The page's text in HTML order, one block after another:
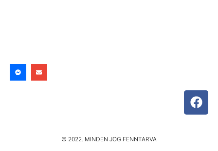
© 2022. MINDEN JOG FENNTARVA